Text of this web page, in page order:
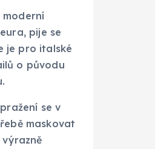
moderní
pije se
je pro italské
o původu
se v
maskovat